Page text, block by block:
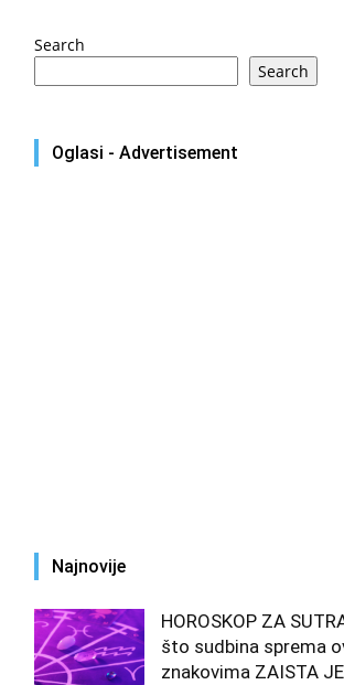
Search
Search
Oglasi - Advertisement
Najnovije
HOROSKOP ZA
što sudbina sprema
znakovima ZAISTA JE